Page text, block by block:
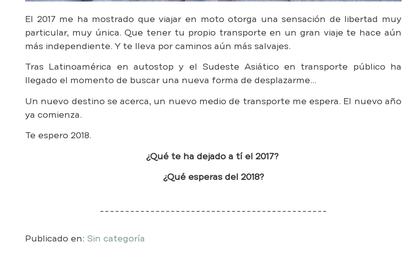
El 2017 me ha mostrado que viajar en moto otorga una sensación de libertad muy
particular, muy única. Que tener tu propio transporte en un gran viaje te hace aún
más independiente. Y te lleva por caminos aún más salvajes.
Tras Latinoamérica en autostop y el Sudeste Asiático en transporte público ha
llegado el momento de buscar una nueva forma de desplazarme…
Un nuevo destino se acerca, un nuevo medio de transporte me espera. El nuevo año
ya comienza.
Te espero 2018.
¿Qué te ha dejado a tí el 2017?
¿Qué esperas del 2018?
Publicado en: Sin categoría